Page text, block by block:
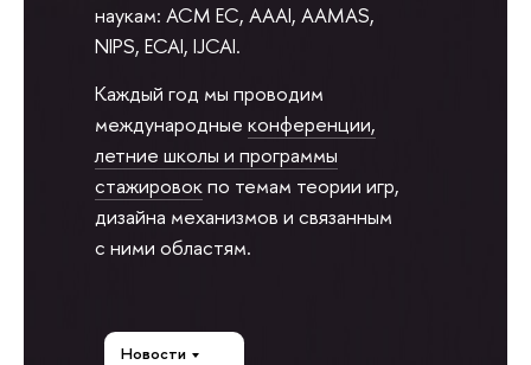
наукам: ACM EC, AAAI, AAMAS,
NIPS, ECAI, IJCAI.
Каждый год мы проводим
международные конференции,
летние школы и программы
стажировокпо темам теории игр,
дизайна механизмов и связанным
с ними областям.
Новости